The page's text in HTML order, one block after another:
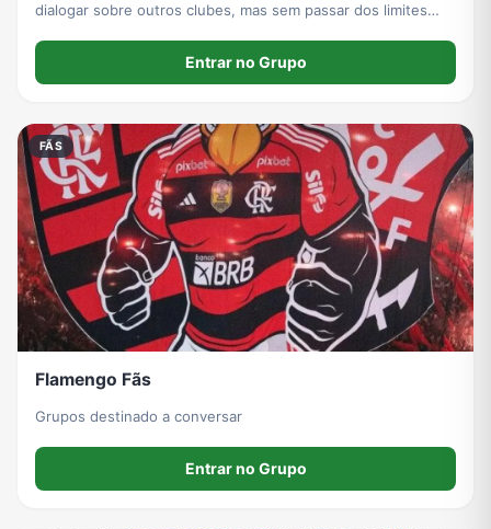
dialogar sobre outros clubes, mas sem passar dos limites
outras equipes, debatam com moderação! em dias de jogo
do Flamengo, será proibido!
Entrar no Grupo
FÃS
Flamengo Fãs
Grupos destinado a conversar
Entrar no Grupo